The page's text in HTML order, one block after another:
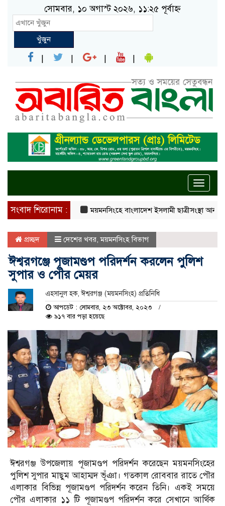
সোমবার, ১০ অগাস্ট ২০২৬, ১১:২৫ পূর্বাহ্ন
খুঁজুন
Toggle
সংবাদ শিরোনাম :ময়মনসিংহে বাংলাদেশ ইসলামী ছাত্রীসংস্থা আনন্দ মোহন
প্রচ্ছদ দেশের খবর,ময়মনসিংহ বিভাগ
ঈশ্বরগঞ্জে পূজামণ্ডপ পরিদর্শন করলেন পুলিশ
সুপার ও পৌর মেয়র
এহসানুল হক, ঈশ্বরগঞ্জ (ময়মনসিংহ) প্রতিনিধি
আপডেট : সোমবার, ২৩ অক্টোবর, ২০২৩
৯১৭ বার পড়া হয়েছে
ঈশ্বরগঞ্জ উপজেলায় পূজামণ্ডপ পরিদর্শন করেছেন ময়মনসিংহের
পুলিশ সুপার মাছুম আহাম্মদ ভূঁঞা। গতকাল রোববার রাতে পৌর
এলাকার বিভিন্ন পূজামণ্ডপ পরিদর্শন করেন তিনি। একই সময়ে
পৌর এলাকার ১১ টি পূজামণ্ডপ পরিদর্শন করে সেখানে আর্থিক